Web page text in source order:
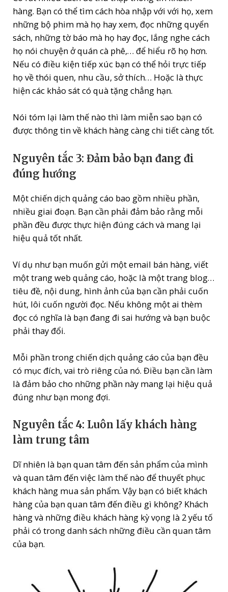
hàng. Bạn có thể tìm cách hòa nhập với với họ, xem
những bộ phim mà họ hay xem, đọc những quyển
sách, những tờ báo mà họ hay đọc, lắng nghe cách
họ nói chuyện ở quán cà phê,… để hiểu rõ họ hơn.
Nếu có điều kiện tiếp xúc bạn có thể hỏi trực tiếp
họ về thói quen, nhu cầu, sở thích… Hoặc là thực
hiện các khảo sát có quà tặng chẳng hạn.
Nói tóm lại làm thế nào thì làm miễn sao bạn có
được thông tin về khách hàng càng chi tiết càng tốt.
Nguyên tắc 3: Đảm bảo bạn đang đi
đúng hướng
Một chiến dịch quảng cáo bao gồm nhiều phần,
nhiều giai đoạn. Bạn cần phải đảm bảo rằng mỗi
phần đều được thực hiện đúng cách và mang lại
hiệu quả tốt nhất.
Ví dụ như bạn muốn gửi một email bán hàng, viết
một trang web quảng cáo, hoặc là một trang blog…
tiêu đề, nội dung, hình ảnh của bạn cần phải cuốn
hút, lôi cuốn người đọc. Nếu không một ai thèm
đọc có nghĩa là bạn đang đi sai hướng và bạn buộc
phải thay đổi.
Mỗi phần trong chiến dịch quảng cáo của bạn đều
có mục đích, vai trò riêng của nó. Điều bạn cần làm
là đảm bảo cho những phần này mang lại hiệu quả
đúng như bạn mong đợi.
Nguyên tắc 4: Luôn lấy khách hàng
làm trung tâm
Dĩ nhiên là bạn quan tâm đến sản phẩm của mình
và quan tâm đến việc làm thế nào để thuyết phục
khách hàng mua sản phẩm. Vậy bạn có biết khách
hàng của bạn quan tâm đến điều gì không? Khách
hàng và những điều khách hàng kỳ vọng là 2 yếu tố
phải có trong danh sách những điều cần quan tâm
của bạn.